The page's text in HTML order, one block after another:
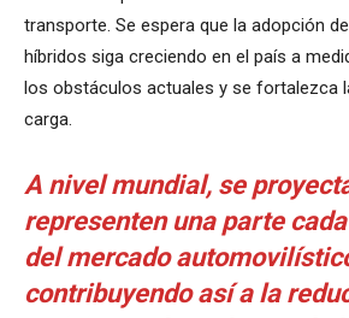
transporte. Se espera que la adopción
híbridos siga creciendo en el país a
los obstáculos actuales y se fortalezca
carga.
A nivel mundial, se
representen una parte
del mercado
contribuyendo así a la